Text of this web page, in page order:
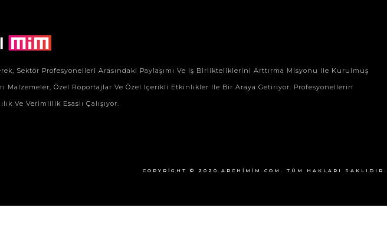
Sektör Profesyonelleri Arasındaki Paylaşımı Ve Iş Birlikteliklerini Arttırma Misyonu Ile Kurulmuş
Malzemeler, Özel Röportajlar Ve Özel Içerikli Etkinlikler Ile Bir Araya Getiriyor. Profesyonellerin
Ve Verimlilik Esaslı Çalışıyor.
COPYRIGHT © 2020 ARCHIMIM.COM. TÜM HAKLARI SAKLIDIR.